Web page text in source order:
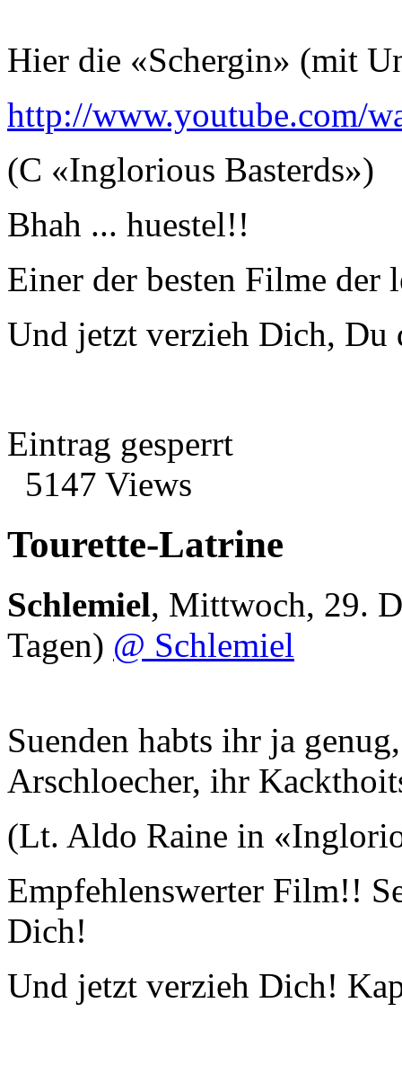
Hier die «Schergin» (mit
http://www.youtube.com/
(C «Inglorious Basterds»)
Bhah ... huestel!!
Einer der besten Filme der
Und jetzt verzieh Dich, Du
Eintrag gesperrt
5147 Views
Tourette-Latrine
Schlemiel, Mittwoch, 29.
Tagen) @ Schlemiel
Suenden habts ihr ja
Arschloecher, ihr
(Lt. Aldo Raine in
Empfehlenswerter Film!!
Dich!
Und jetzt verzieh Dich!